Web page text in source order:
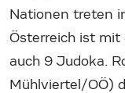
Nationen treten
Österreich ist
auch 9 Judoka.
Mühlviertel/OÖ)